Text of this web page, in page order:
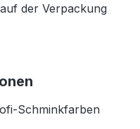
der Verpackung
Schminkfarben